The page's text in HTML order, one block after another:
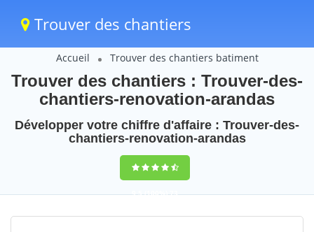
Trouver des chantiers
Accueil Trouver des chantiers batiment
Trouver des chantiers : Trouver-des-
chantiers-renovation-arandas
Développer votre chiffre d'affaire : Trouver-des-
chantiers-renovation-arandas
9,5(100%)73
votes